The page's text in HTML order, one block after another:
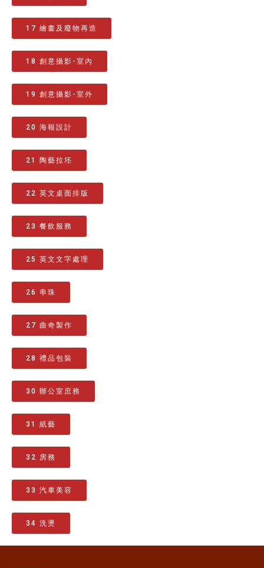
17 繪畫及廢物再造
18 創意攝影-室內
19 創意攝影-室外
20 海報設計
21 陶藝拉坯
22 英文桌面排版
23 餐飲服務
25 英文文字處理
26 串珠
27 曲奇製作
28 禮品包裝
30 辦公室庶務
31 紙藝
32 房務
33 汽車美容
34 洗燙